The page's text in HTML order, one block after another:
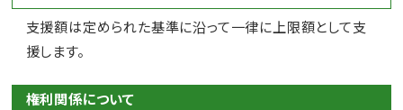
支援額は定められた基準に沿って一律に上限額として支
援します。
権利関係について